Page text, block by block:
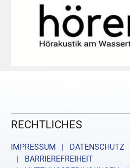
RECHTLICHES
IMPRESSUM |
| BARRIEREFREIHEIT